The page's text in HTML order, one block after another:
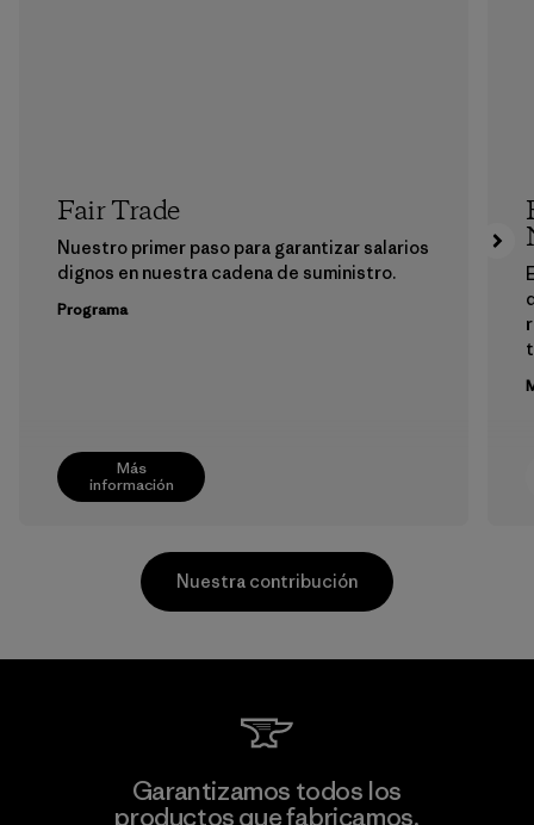
Más
información
Fair Trade
Nuestro primer paso para garantizar salarios
dignos en nuestra cadena de suministro.
Programa
MAS Active (Pvt) Ltd. - Asialine
Nuestra contribución
Garantizamos todos los
productos que fabricamos.